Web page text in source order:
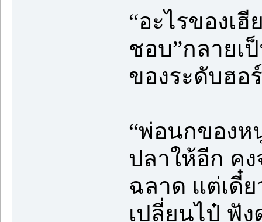
“อะไรของเ
ชอบ”กลายเ
ของระดับฮอ
“พ่อนกของห
ปลาให้อีก ค
ฉลาด แต่เดี๋
เปลี่ยนไป๋ ฟั